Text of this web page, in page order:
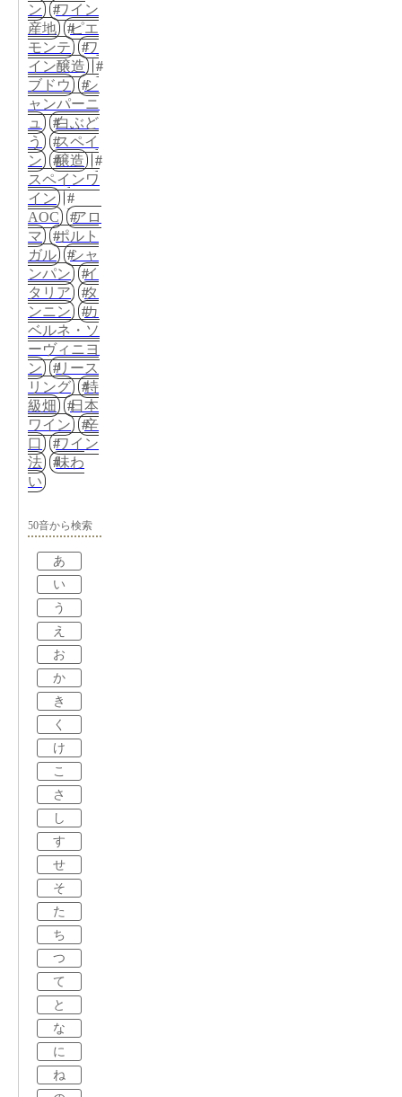
ン
ワイン
産地
ピエ
モンテ
ワ
イン醸造
ブドウ
シ
ャンパーニ
ュ
白ぶど
う
スペイ
ン
醸造
スペインワ
イン
AOC
アロ
マ
ポルト
ガル
シャ
ンパン
イ
タリア
タ
ンニン
カ
ベルネ・ソ
ーヴィニヨ
ン
リース
リング
特
級畑
日本
ワイン
辛
口
ワイン
法
味わ
い
50音から検索
あ
い
う
え
お
か
き
く
け
こ
さ
し
す
せ
そ
た
ち
つ
て
と
な
に
ね